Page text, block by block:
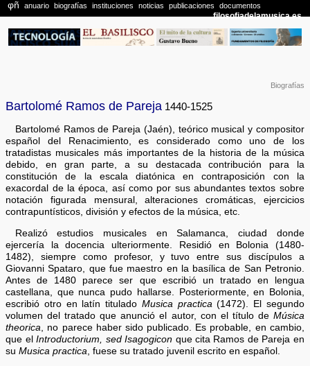
Biografías
Bartolomé Ramos de Pareja 1440-1525
Bartolomé Ramos de Pareja (Jaén), teórico musical y compositor
español del Renacimiento, es considerado como uno de los
tratadistas musicales más importantes de la historia de la música
debido, en gran parte, a su destacada contribución para la
constitución de la escala diatónica en contraposición con la
exacordal de la época, así como por sus abundantes textos sobre
notación figurada mensural, alteraciones cromáticas, ejercicios
contrapuntísticos, división y efectos de la música, etc.
Realizó estudios musicales en Salamanca, ciudad donde
ejercería la docencia ulteriormente. Residió en Bolonia (1480-
1482), siempre como profesor, y tuvo entre sus discípulos a
Giovanni Spataro, que fue maestro en la basílica de San Petronio.
Antes de 1480 parece ser que escribió un tratado en lengua
castellana, que nunca pudo hallarse. Posteriormente, en Bolonia,
escribió otro en latín titulado Musica practica (1472). El segundo
volumen del tratado que anunció el autor, con el título de Música
theorica , no parece haber sido publicado. Es probable, en cambio,
que elIntroductorium, sed Isagogicon que cita Ramos de Pareja en
suMusica practica , fuese su tratado juvenil escrito en español.